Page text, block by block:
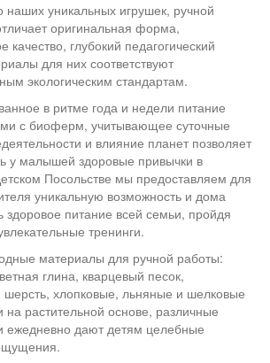
наших уникальных игрушек, ручной
оригинальная форма,
качество, глубокий педагогический
для них соответствуют
экологическим стандартам.
в ритме года и недели питание
с биоферм, учитывающее суточные
и влияние планет позволяет
у малышей здоровые привычки в
Посольстве мы предоставляем для
уникальную возможность и дома
здоровое питание всей семьи, пройдя
тренинги.
материалы для ручной работы:
глина, кварцевый песок,
шерсть, хлопковые, льняные и шелковые
на растительной основе, различные
ежедневно дают детям целебные